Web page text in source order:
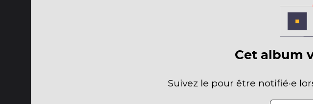
Cet album
Suivez le pour être notifié·e